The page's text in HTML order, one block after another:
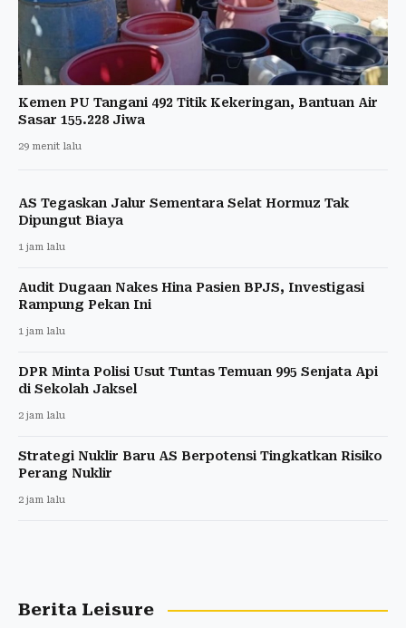
Kemen PU Tangani 492 Titik Kekeringan, Bantuan Air
Sasar 155.228 Jiwa
29 menit lalu
AS Tegaskan Jalur Sementara Selat Hormuz Tak
Dipungut Biaya
1 jam lalu
Audit Dugaan Nakes Hina Pasien BPJS, Investigasi
Rampung Pekan Ini
1 jam lalu
DPR Minta Polisi Usut Tuntas Temuan 995 Senjata Api
di Sekolah Jaksel
2 jam lalu
Strategi Nuklir Baru AS Berpotensi Tingkatkan Risiko
Perang Nuklir
2 jam lalu
Berita Leisure